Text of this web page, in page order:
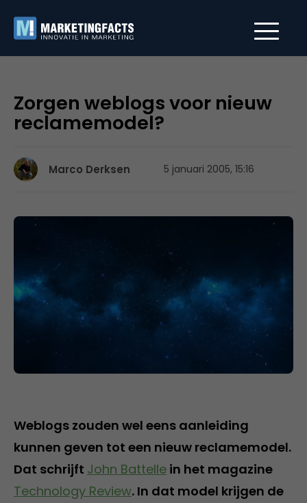
Zorgen weblogs voor nieuw
reclamemodel?
Marco Derksen 5 januari 2005, 15:16
Weblogs zouden wel eens aanleiding
kunnen geven tot een nieuw reclamemodel.
Dat schrijft John Battelle in het magazine
Technology Review. In dat model krijgen de